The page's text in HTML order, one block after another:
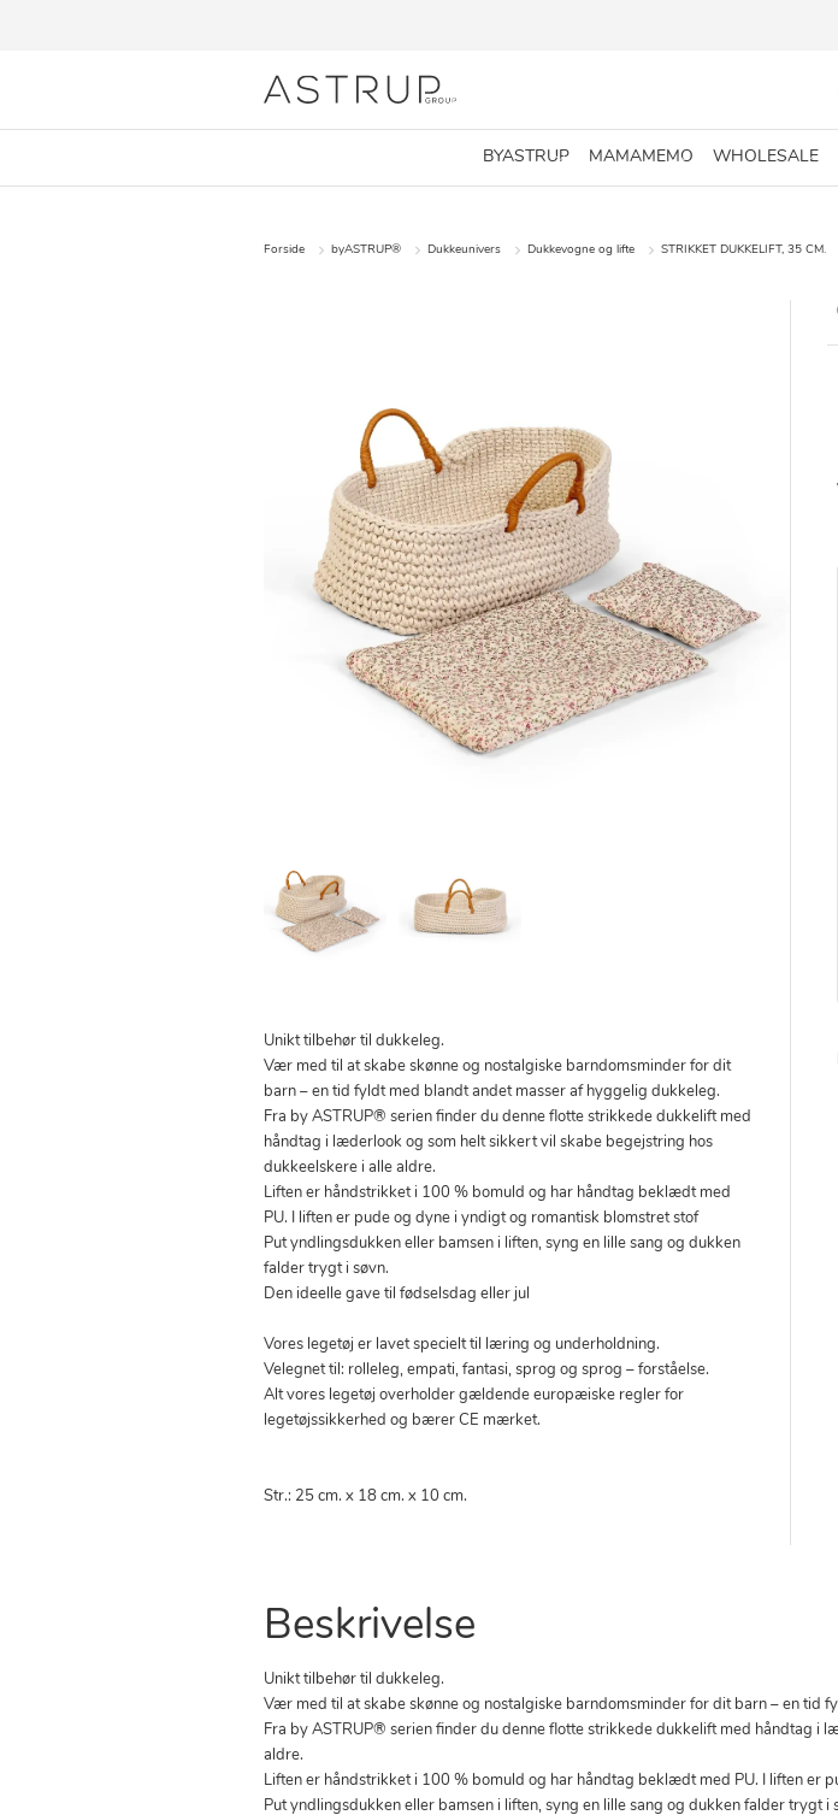
BYASTRUP MAMAMEMO WHOLESALE
Forside byASTRUP® Dukkeunivers Dukkevogne og lifte STRIKKET DUKKELIFT, 35 CM.
Unikt tilbehør til dukkeleg.
Vær med til at skabe skønne og nostalgiske barndomsminder for dit
barn – en tid fyldt med blandt andet masser af hyggelig dukkeleg.
Fra by ASTRUP® serien finder du denne flotte strikkede dukkelift med
håndtag i læderlook og som helt sikkert vil skabe begejstring hos
dukkeelskere i alle aldre.
Liften er håndstrikket i 100 % bomuld og har håndtag beklædt med
PU. I liften er pude og dyne i yndigt og romantisk blomstret stof
Put yndlingsdukken eller bamsen i liften, syng en lille sang og dukken
falder trygt i søvn.
Den ideelle gave til fødselsdag eller jul
Vores legetøj er lavet specielt til læring og underholdning.
Velegnet til: rolleleg, empati, fantasi, sprog og sprog – forståelse.
Alt vores legetøj overholder gældende europæiske regler for
legetøjssikkerhed og bærer CE mærket.
Str.: 25 cm. x 18 cm. x 10 cm.
Beskrivelse
Unikt tilbehør til dukkeleg.
Vær med til at skabe skønne og nostalgiske barndomsminder for dit barn – en tid
Fra by ASTRUP® serien finder du denne flotte strikkede dukkelift med håndtag i
aldre.
Liften er håndstrikket i 100 % bomuld og har håndtag beklædt med PU. I liften er
Put yndlingsdukken eller bamsen i liften, syng en lille sang og dukken falder trygt i